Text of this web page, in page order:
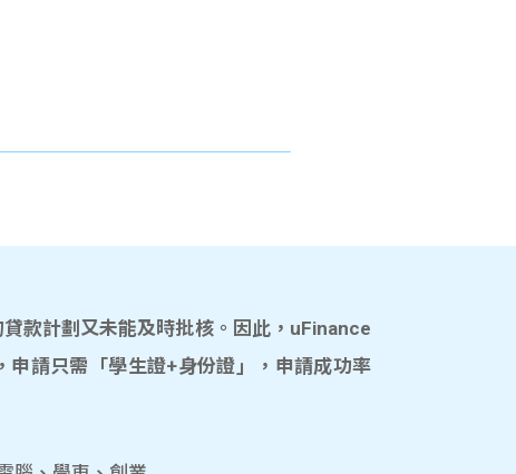
款計劃又未能及時批核。因此，uFinance
請只需「學生證+身份證」，申請成功率